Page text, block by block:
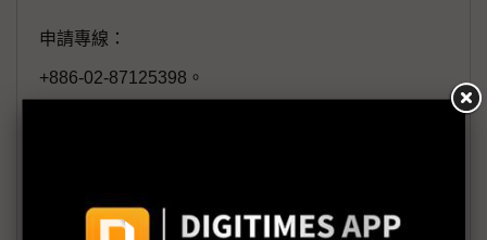
申請專線：
+886-02-87125398。
member@digitimes.com